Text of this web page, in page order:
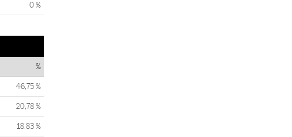
0 %
%
46,75 %
20,78 %
18,83 %